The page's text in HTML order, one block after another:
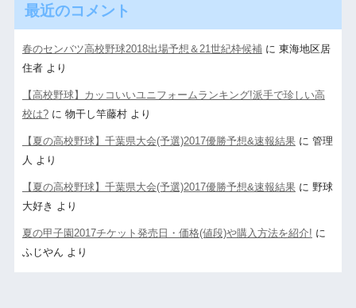
最近のコメント
春のセンバツ高校野球2018出場予想＆21世紀枠候補 に 東海地区居
住者より
【高校野球】カッコいいユニフォームランキング!派手で珍しい高
校は?に 物干し竿藤村より
【夏の高校野球】千葉県大会(予選)2017優勝予想&速報結果に 管理
人 より
【夏の高校野球】千葉県大会(予選)2017優勝予想&速報結果に 野球
大好き より
夏の甲子園2017チケット発売日・価格(値段)や購入方法を紹介! に
ふじやん より